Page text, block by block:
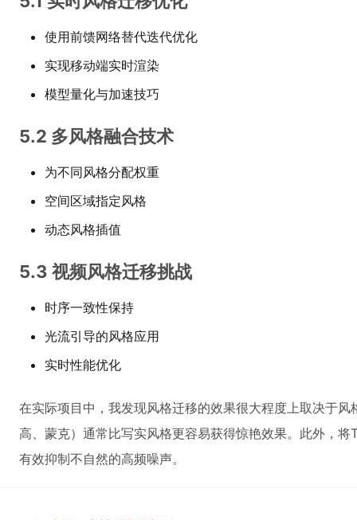
使用前馈网络替代迭代优化
实现移动端实时渲染
模型量化与加速技巧
5.2 多风格融合技术
为不同风格分配权重
空间区域指定风格
动态风格插值
5.3 视频风格迁移挑战
时序一致性保持
光流引导的风格应用
实时性能优化
在实际项目中，我发现风格迁移的效果很大程度上取决于
高、蒙克）通常比写实风格更容易获得惊艳效果。此外，
有效抑制不自然的高频噪声。